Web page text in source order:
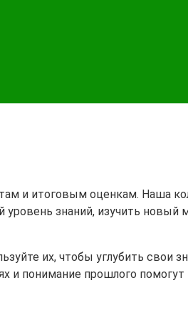
и итоговым оценкам. Наша
знаний, изучить новый
их, чтобы углубить свои
и понимание прошлого